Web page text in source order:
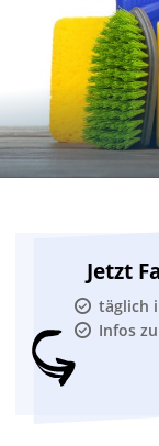
Jetzt
täglich
Infos